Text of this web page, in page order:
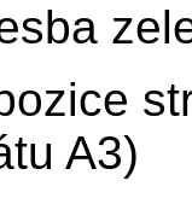
A3)